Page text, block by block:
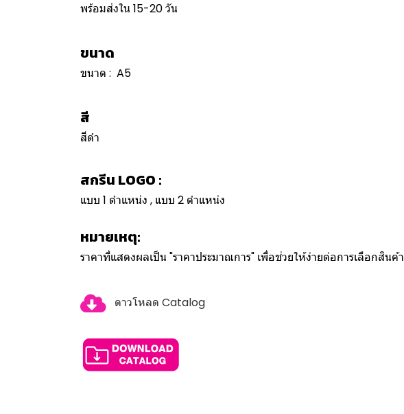
พร้อมส่งใน 15-20 วัน
ขนาด
ขนาด : A5
สี
สีดํา
สกรีน LOGO :
แบบ 1 ตำแหน่ง , แบบ 2 ตำแหน่ง
หมายเหตุ:
ราคาที่แสดงผลเป็น "ราคาประมาณการ" เพื่อช่วยให้ง่ายต่อการเลือกสิ
ดาวโหลด Catalog